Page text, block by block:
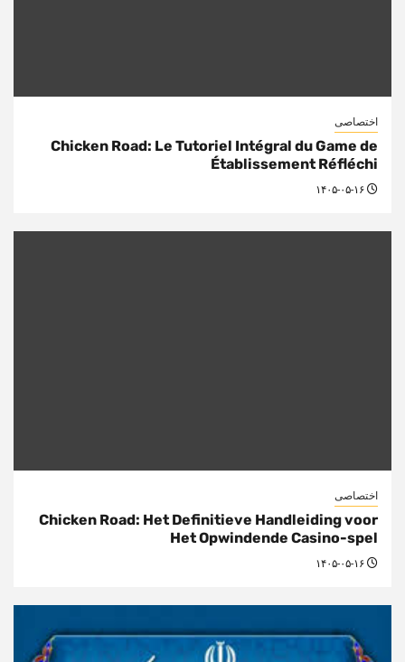
اختصاصی
Chicken Road: Le Tutoriel Intégral du Game de
Établissement Réfléchi
اختصاصی
Chicken Road: Het Definitieve Handleiding voor
Het Opwindende Casino-spel